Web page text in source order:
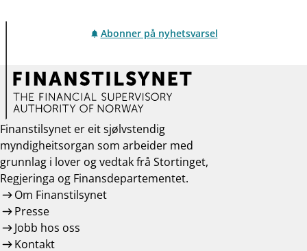
Abonner på nyhetsvarsel
Finanstilsynet er eit sjølvstendig
myndigheitsorgan som arbeider med
grunnlag i lover og vedtak frå Stortinget,
Regjeringa og Finansdepartementet.
Om Finanstilsynet
Presse
Jobb hos oss
Kontakt